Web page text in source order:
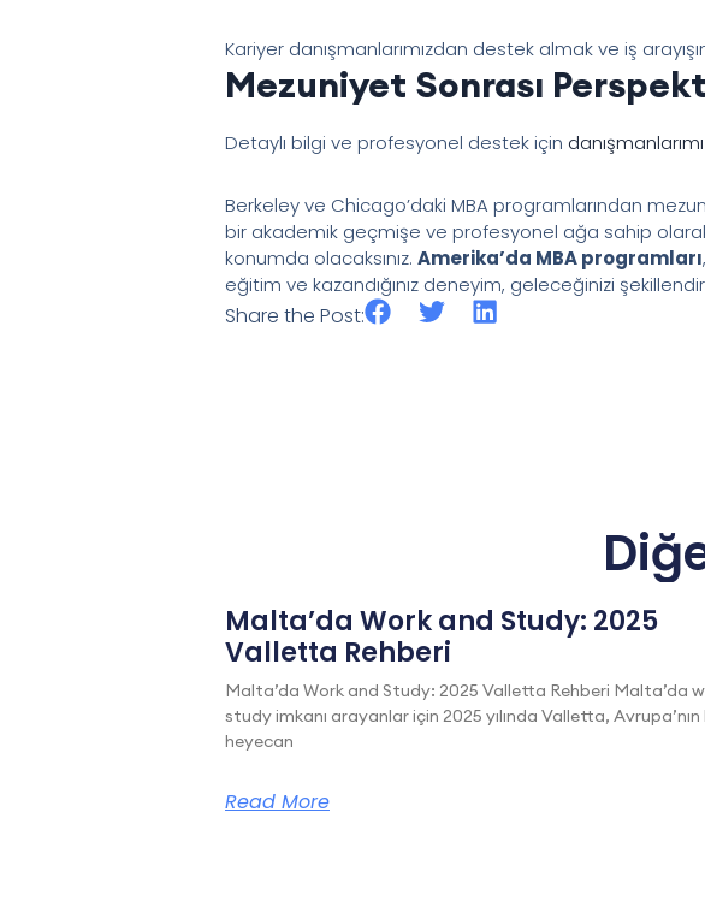
Kariyer danışmanlarımızdan destek almak ve iş
Mezuniyet Sonrası
Detaylı bilgi ve profesyonel destek için
Berkeley ve Chicago’daki MBA programlarından
bir akademik geçmişe ve profesyonel ağa sahip
konumda olacaksınız. Amerika’da MBA programları
eğitim ve kazandığınız deneyim, geleceğinizi
Share the Post:
Malta’da Work and Study: 2025
Valletta Rehberi
Malta’da Work and Study: 2025 Valletta Rehberi Malta’da
study imkanı arayanlar için 2025 yılında Valletta,
heyecan
Read More